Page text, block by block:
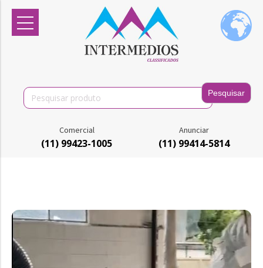
Search
for:
Comercial
(11) 99423-1005
Anunciar
(11) 99414-5814